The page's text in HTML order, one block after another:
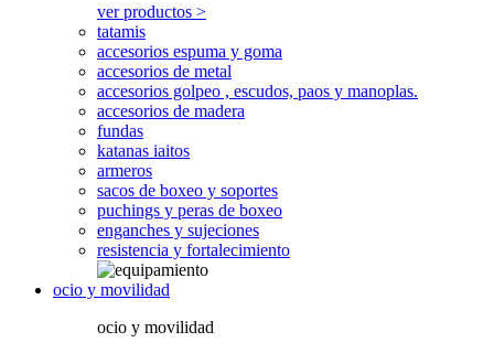
ver productos >
tatamis
accesorios espuma y goma
accesorios de metal
accesorios golpeo , escudos, paos y manoplas.
accesorios de madera
fundas
katanas iaitos
armeros
sacos de boxeo y soportes
puchings y peras de boxeo
enganches y sujeciones
resistencia y fortalecimiento
ocio y movilidad
ocio y movilidad